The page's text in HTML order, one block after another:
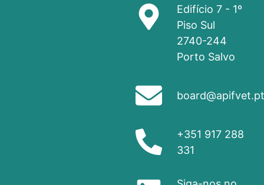
Edifício 7 - 1º
Piso Sul
2740-244
Porto Salvo
+351 917 288
331